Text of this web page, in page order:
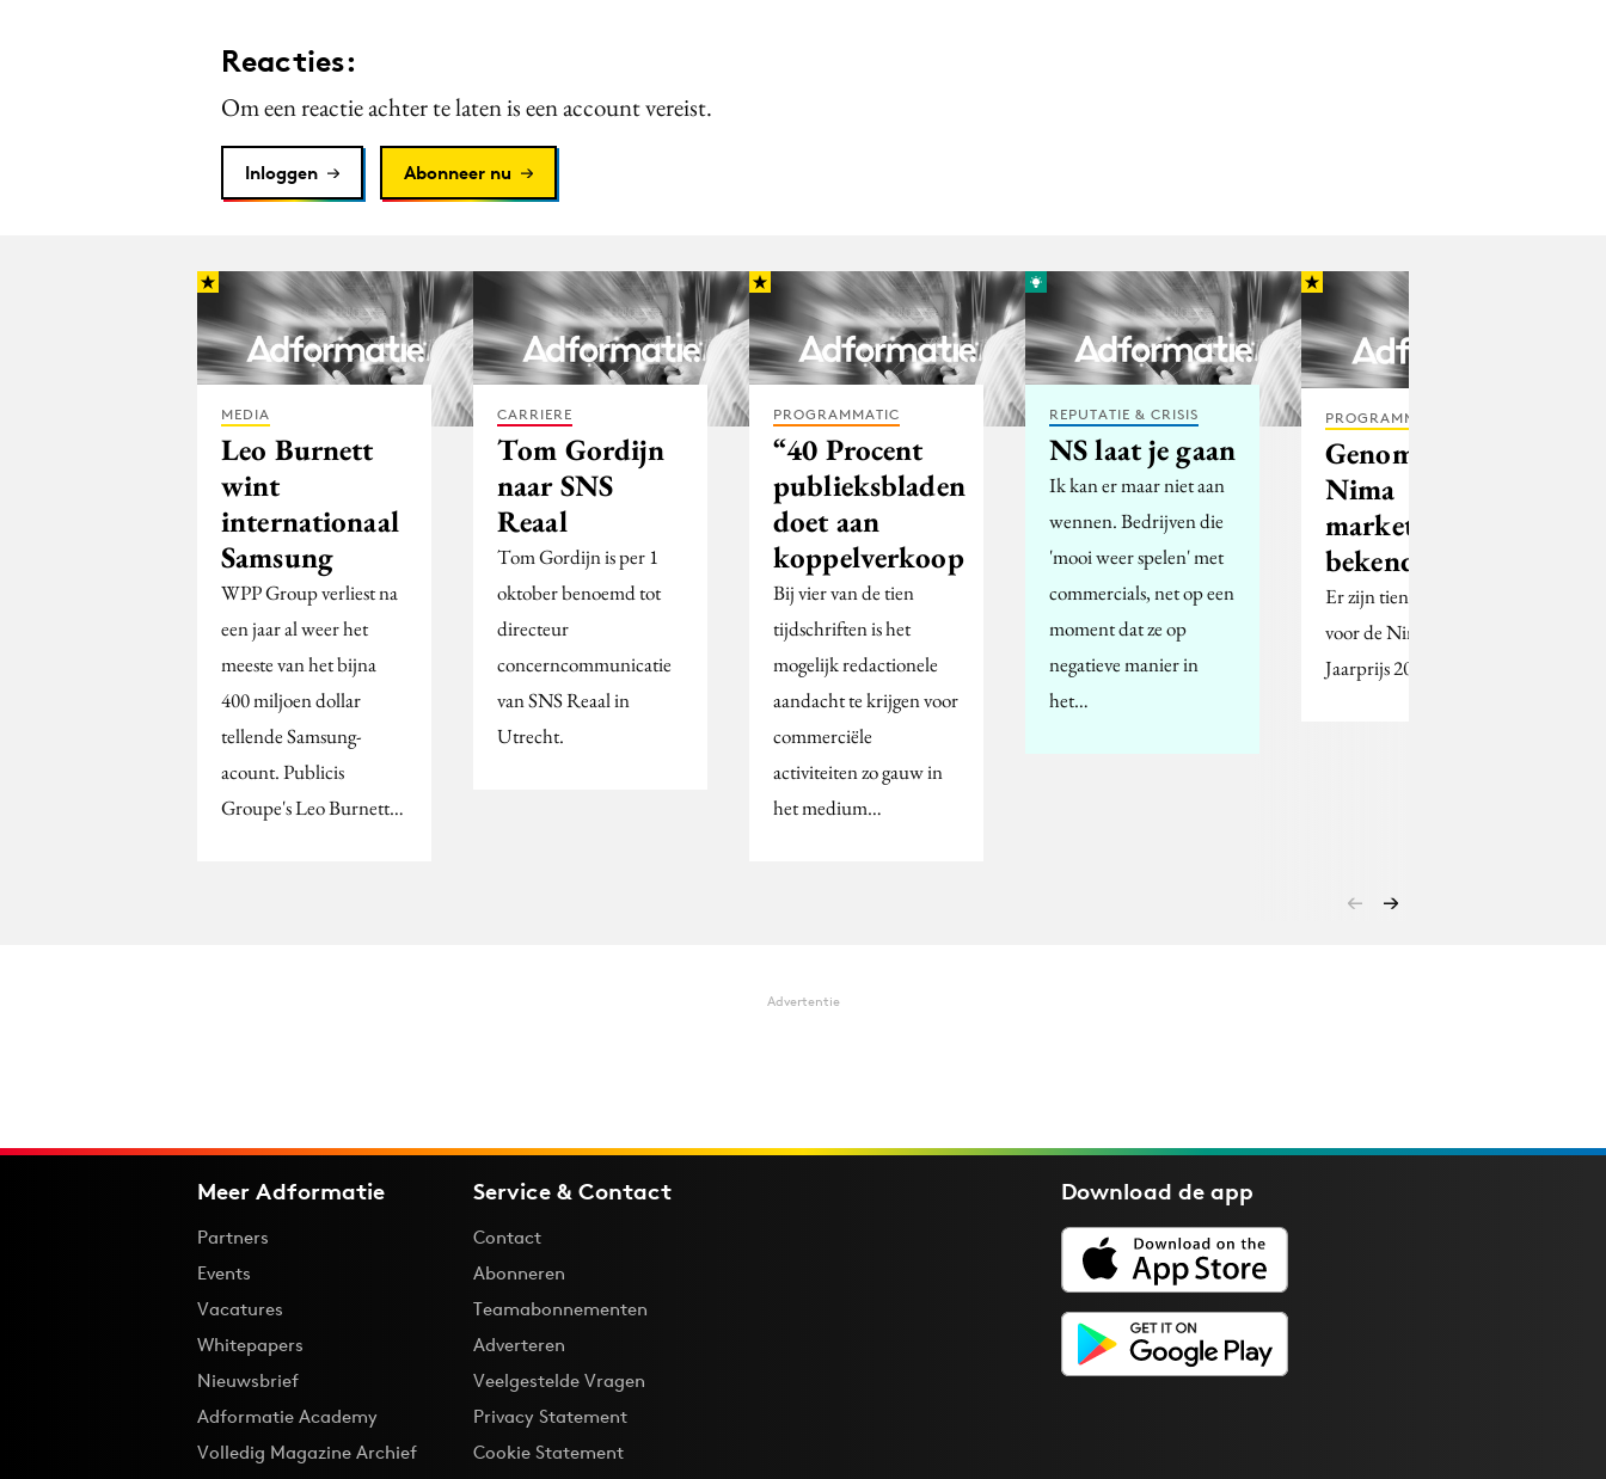
Reacties:
Om een reactie achter te laten is een account vereist.
Inloggen Abonneer nu
MEDIA
Leo Burnett
wint
internationaal
Samsung
WPP Group verliest na
een jaar al weer het
meeste van het bijna
400 miljoen dollar
tellende Samsung-
acount. Publicis
Groupe's Leo Burnett…
CARRIERE
Tom Gordijn
naar SNS
Reaal
Tom Gordijn is per 1
oktober benoemd tot
directeur
concerncommunicatie
van SNS Reaal in
Utrecht.
PROGRAMMATIC
“40 Procent
publieksbladen
doet aan
koppelverkoop
Bij vier van de tien
tijdschriften is het
mogelijk redactionele
aandacht te krijgen voor
commerciële
activiteiten zo gauw in
het medium…
REPUTATIE & CRISIS
NS laat je gaan
Ik kan er maar niet aan
wennen. Bedrijven die
'mooi weer spelen' met
commercials, net op een
moment dat ze op
negatieve manier in
het…
PROGRAMMATIC
Genomineerden
Nima
marketingjaarprijs
bekend
Er zijn tien nominaties
voor de Nima Marketing
Jaarprijs 2005.
Advertentie
Meer Adformatie
Partners
Events
Vacatures
Whitepapers
Nieuwsbrief
Adformatie Academy
Volledig Magazine Archief
Service & Contact
Contact
Abonneren
Teamabonnementen
Adverteren
Veelgestelde Vragen
Privacy Statement
Cookie Statement
Download deapp